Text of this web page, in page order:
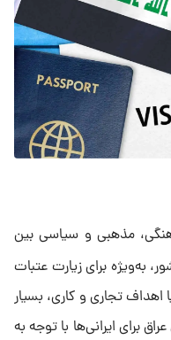
مذهبی و سیاسی بین
به‌ویژه برای زیارت عتبات
اهداف تجاری و کاری، بسیار
ویزای عراق برای ایرانی‌ها با توجه به